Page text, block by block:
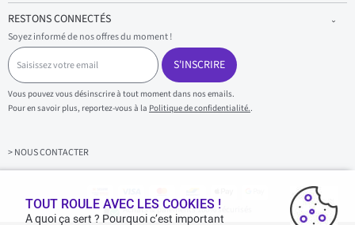
RESTONS CONNECTÉS
Soyez informé de nos offres du moment !
S
a
i
s
i
s
z
v
S'INSCRIRE
Vous pouvez vous désinscrire à tout moment dans nos emails.
Pour en savoir plus, reportez-vous à la Politique de confidentialité..
> NOUS CONTACTER
Achats & paiements 100% sécurisés
TOUT ROULE AVEC LES COOKIES !
A quoi ça sert ? Pourquoi c’est important